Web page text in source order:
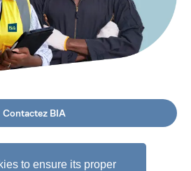
to ensure its proper
Contactez BIA